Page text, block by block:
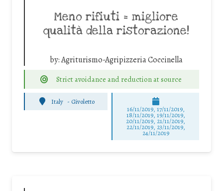
Meno rifiuti = migliore
qualità della ristorazione!
by:Agriturismo-Agripizzeria Coccinella
Strict avoidance and reduction at source
Italy - Givoletto
16/11/2019, 17/11/2019,
18/11/2019, 19/11/2019,
20/11/2019, 21/11/2019,
22/11/2019, 23/11/2019,
24/11/2019